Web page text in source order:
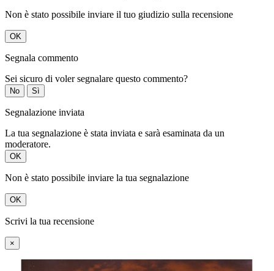
Non è stato possibile inviare il tuo giudizio sulla recensione
OK
Segnala commento
Sei sicuro di voler segnalare questo commento?
No Sì
Segnalazione inviata
La tua segnalazione è stata inviata e sarà esaminata da un
moderatore.
OK
Non è stato possibile inviare la tua segnalazione
OK
Scrivi la tua recensione
×